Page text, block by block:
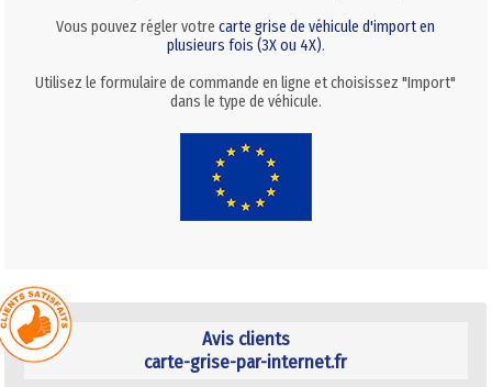
Vous pouvez régler votrecarte grise de véhicule d'import en
plusieurs fois (3X ou 4X).
Utilisez le formulaire de commande en ligne et choisissez "Import"
dans le type de véhicule.
Avis clients
carte-grise-par-internet.fr